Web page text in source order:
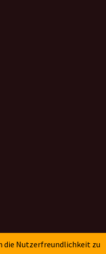
die Nutzerfreundlichkeit zu